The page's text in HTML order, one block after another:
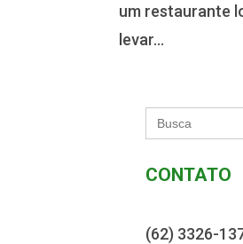
um restaurante
levar...
Search
for:
CONTATO
(62) 3326-